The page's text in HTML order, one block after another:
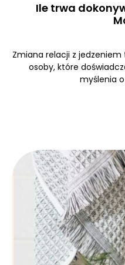
Ile trwa
Zmiana relacji z
osoby, które
myślenia